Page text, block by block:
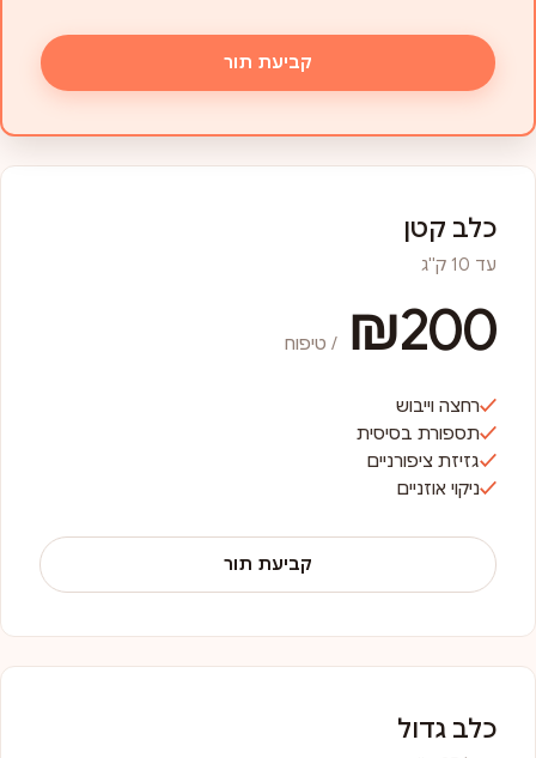
כלב קטן
עד 10 ק"ג
₪200 / טיפוח
רחצה וייבוש
תספורת בסיסית
גזיזת ציפורניים
ניקוי אוזניים
קביעת תור
קביעת תור
כלב גדול